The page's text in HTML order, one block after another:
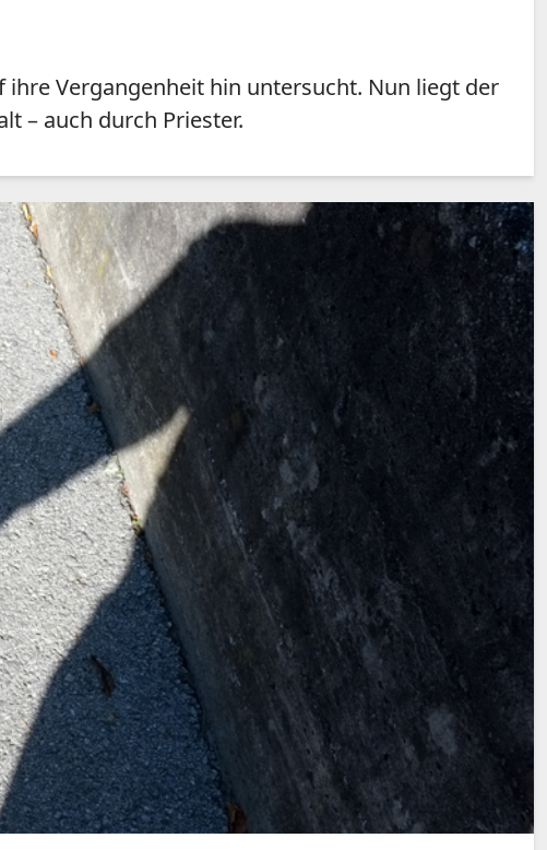
Vergangenheit hin untersucht. Nun liegt der
– auch durch Priester.